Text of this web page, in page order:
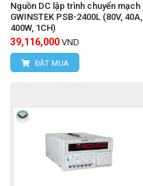
Nguồn DC lập trình chuyển mạch
GWINSTEK PSB-2400L (80V, 40A,
400W, 1CH)
39,116,000 VND
ĐẶT MUA